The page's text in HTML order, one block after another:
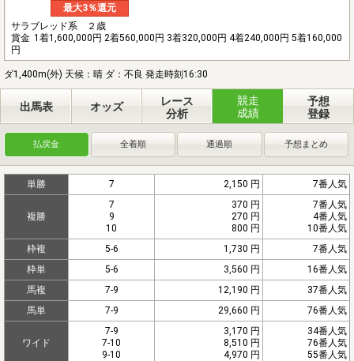
最大3％還元
サラブレッド系 ２歳
賞金 1着1,600,000円 2着560,000円 3着320,000円 4着240,000円 5着160,000
円
ダ1,400m(外) 天候：晴 ダ：不良 発走時刻16:30
出馬表 オッズ
レース
分析
競走
成績
予想
登録
払戻金 全着順 通過順 予想まとめ
単勝 7 2,150 円 7番人気
複勝
7
9
10
370 円
270 円
800 円
7番人気
4番人気
10番人気
枠複
5-6 1,730 円
7番人気
枠単
5-6 3,560 円
16番人気
馬複
7-9 12,190 円
37番人気
馬単
7-9 29,660 円 76番人気
ワイド
7-9
7-10
9-10
3,170 円
8,510 円
4,970 円
34番人気
76番人気
55番人気